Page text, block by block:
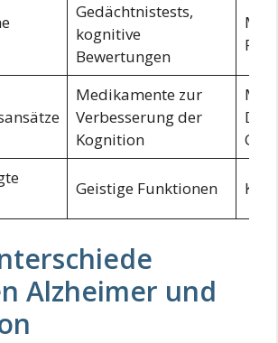
Gedächtnistests,
kognitive
Bewertungen
Medikamente zur
Verbesserung der
Kognition
Geistige Funktionen
Alzheimer und